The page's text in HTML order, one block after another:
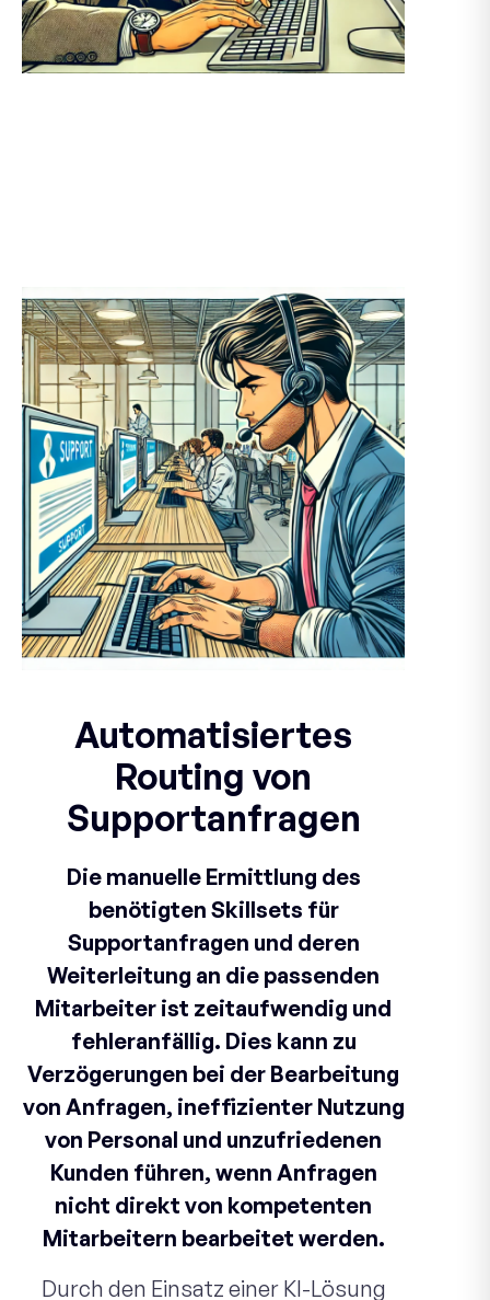
Automatisiertes
Routing von
Supportanfragen
Die manuelle Ermittlung des
benötigten Skillsets für
Supportanfragen und deren
Weiterleitung an die passenden
Mitarbeiter ist zeitaufwendig und
fehleranfällig. Dies kann zu
Verzögerungen bei der Bearbeitung
von Anfragen, ineffizienter Nutzung
von Personal und unzufriedenen
Kunden führen, wenn Anfragen
nicht direkt von kompetenten
Mitarbeitern bearbeitet werden.
Durch den Einsatz einer KI-Lösung